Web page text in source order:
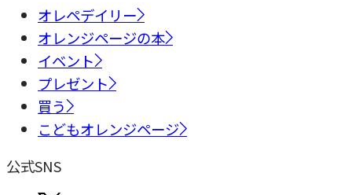
オレペデイリー
オレンジページの本
イベント
プレゼント
買う
こどもオレンジページ
公式SNS